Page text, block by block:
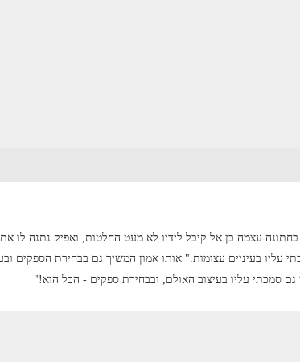
עצמה בן אל קיבל לידיו לא מעט החלטות, ואפיק נתנה לו
עליו בעיניים עצומות." אותו אמון המשיך גם בבחירת הספקים
סמכתי עליו בעיצוב האולם, ובבחירת ספקים - הכל הוא!"